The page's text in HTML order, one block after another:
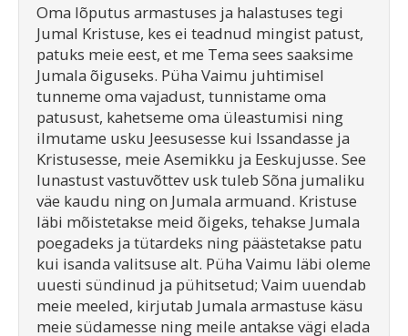
Oma lõputus armastuses ja halastuses tegi
Jumal Kristuse, kes ei teadnud mingist patust,
patuks meie eest, et me Tema sees saaksime
Jumala õiguseks. Püha Vaimu juhtimisel
tunneme oma vajadust, tunnistame oma
patusust, kahetseme oma üleastumisi ning
ilmutame usku Jeesusesse kui Issandasse ja
Kristusesse, meie Asemikku ja Eeskujusse. See
lunastust vastuvõttev usk tuleb Sõna jumaliku
väe kaudu ning on Jumala armuand. Kristuse
läbi mõistetakse meid õigeks, tehakse Jumala
poegadeks ja tütardeks ning päästetakse patu
kui isanda valitsuse alt. Püha Vaimu läbi oleme
uuesti sündinud ja pühitsetud; Vaim uuendab
meie meeled, kirjutab Jumala armastuse käsu
meie südamesse ning meile antakse vägi elada